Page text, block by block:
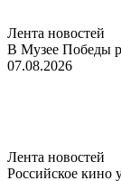
Лента новостей
В Музее Победы
07.08.2026
Лента новостей
Российское кино